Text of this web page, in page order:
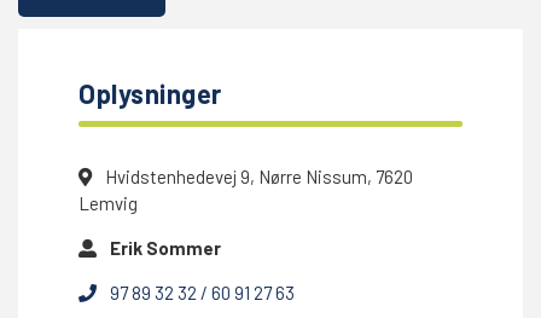
Oplysninger
Hvidstenhedevej 9, Nørre Nissum, 7620
Lemvig
Erik Sommer
97 89 32 32 / 60 91 27 63